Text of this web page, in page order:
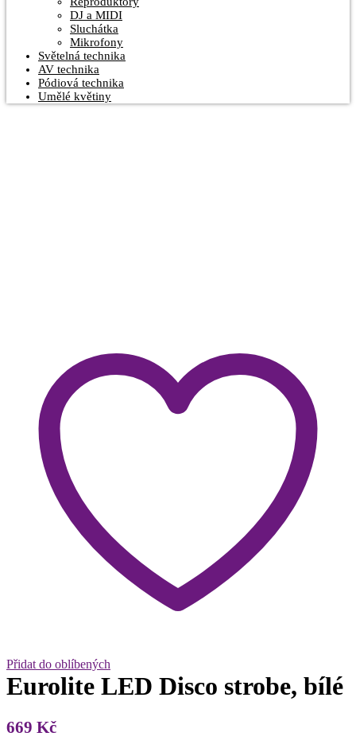
DJ a MIDI
Sluchátka
Mikrofony
Světelná technika
AV technika
Pódiová technika
Umělé květiny
Přidat do oblíbených
Eurolite LED Disco strobe, bílé
669 Kč